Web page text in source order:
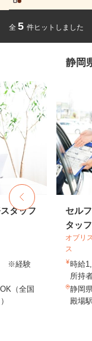
全 5 件ヒットしました
静岡
タッフ
※経験
（全国
セル
タッフ
オブリ
ス
時給
所持
静岡
殿場